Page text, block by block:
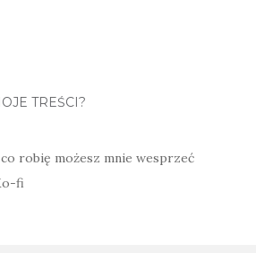
TREŚCI?
robię możesz mnie wesprzeć
fi